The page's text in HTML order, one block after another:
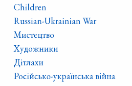
Children
Russian-Ukrainian War
Мистецтво
Художники
Дітлахи
Російсько-українська війна